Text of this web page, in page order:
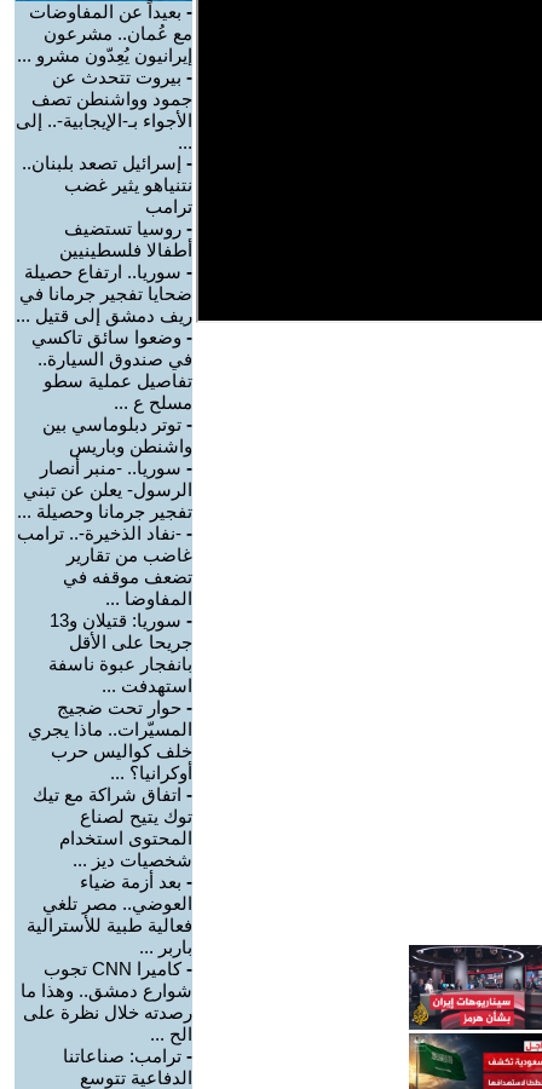
- بعيداً عن المفاوضات
مع عُمان.. مشرعون
إيرانيون يُعِدّون مشرو ...
- بيروت تتحدث عن
جمود وواشنطن تصف
الأجواء بـ-الإيجابية-.. إلى
...
- إسرائيل تصعد بلبنان..
نتنياهو يثير غضب
ترامب
- روسيا تستضيف
أطفالا فلسطينيين
- سوريا.. ارتفاع حصيلة
ضحايا تفجير جرمانا في
ريف دمشق إلى قتيل ...
- وضعوا سائق تاكسي
في صندوق السيارة..
تفاصيل عملية سطو
مسلح ع ...
- توتر دبلوماسي بين
واشنطن وباريس
- سوريا.. -منبر أنصار
الرسول- يعلن عن تبني
تفجير جرمانا وحصيلة ...
- -نفاد الذخيرة-.. ترامب
غاضب من تقارير
تضعف موقفه في
المفاوضا ...
-
سوريا: قتيلان و13
جريحا على الأقل
بانفجار عبوة ناسفة
استهدفت ...
- حوار تحت ضجيج
المسيّرات.. ماذا يجري
خلف كواليس حرب
أوكرانيا؟ ...
- اتفاق شراكة مع تيك
توك يتيح لصناع
المحتوى استخدام
شخصيات ديز ...
- بعد أزمة ضياء
العوضي.. مصر تلغي
فعالية طبية للأسترالية
باربر ...
-
كاميرا CNN تجوب
شوارع دمشق.. وهذا ما
رصدته خلال نظرة على
الح ...
- ترامب: صناعاتنا
الدفاعية تتوسع